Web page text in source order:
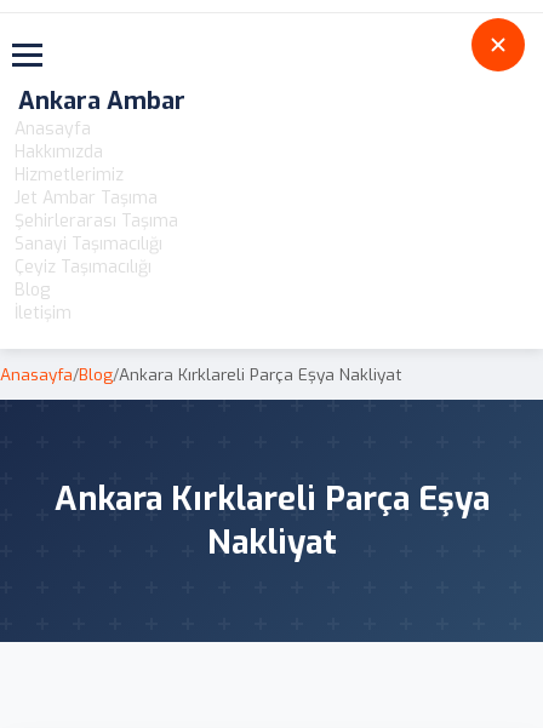
Toggle navigation
Ankara Ambar
Anasayfa
Hakkımızda
Hizmetlerimiz
Jet Ambar Taşıma
Şehirlerarası Taşıma
Sanayi Taşımacılığı
Çeyiz Taşımacılığı
Blog
İletişim
Anasayfa/Blog/Ankara Kırklareli Parça Eşya Nakliyat
Ankara Kırklareli Parça Eşya
Nakliyat